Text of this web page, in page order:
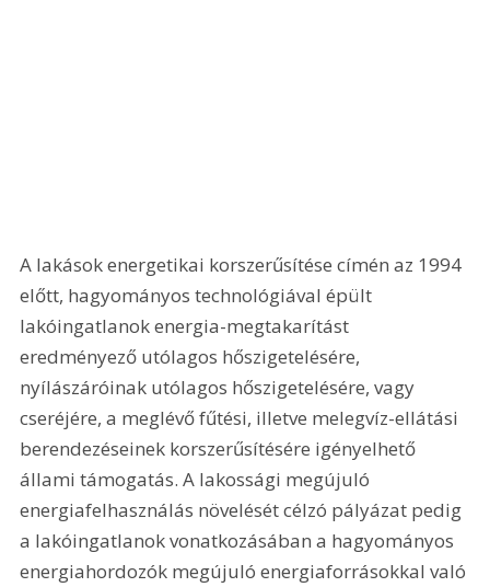
A lakások energetikai korszerűsítése címén az 1994
előtt, hagyományos technológiával épült
lakóingatlanok energia-megtakarítást
eredményező utólagos hőszigetelésére,
nyílászáróinak utólagos hőszigetelésére, vagy
cseréjére, a meglévő fűtési, illetve melegvíz-ellátási
berendezéseinek korszerűsítésére igényelhető
állami támogatás. A lakossági megújuló
energiafelhasználás növelését célzó pályázat pedig
a lakóingatlanok vonatkozásában a hagyományos
energiahordozók megújuló energiaforrásokkal való